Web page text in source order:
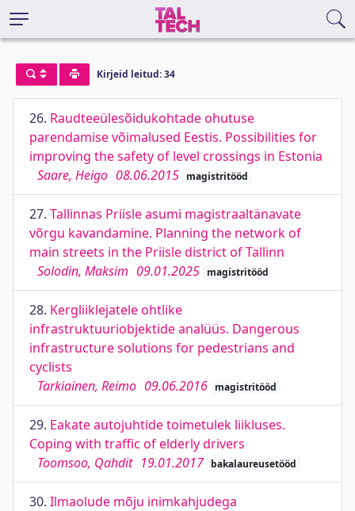
Kirjeid leitud: 34
26. Raudteeülesõidukohtade ohutuse
parendamise võimalused Eestis. Possibilities for
improving the safety of level crossings in Estonia
Saare, Heigo 08.06.2015 magistritööd
27. Tallinnas Priisle asumi magistraaltänavate
võrgu kavandamine. Planning the network of
main streets in the Priisle district of Tallinn
Solodin, Maksim 09.01.2025 magistritööd
28. Kergliiklejatele ohtlike
infrastruktuuriobjektide analüüs. Dangerous
infrastructure solutions for pedestrians and
cyclists
Tarkiainen, Reimo 09.06.2016 magistritööd
29. Eakate autojuhtide toimetulek liikluses.
Coping with traffic of elderly drivers
Toomsoo, Qahdit 19.01.2017 bakalaureusetööd
30. Ilmaolude mõju inimkahjudega